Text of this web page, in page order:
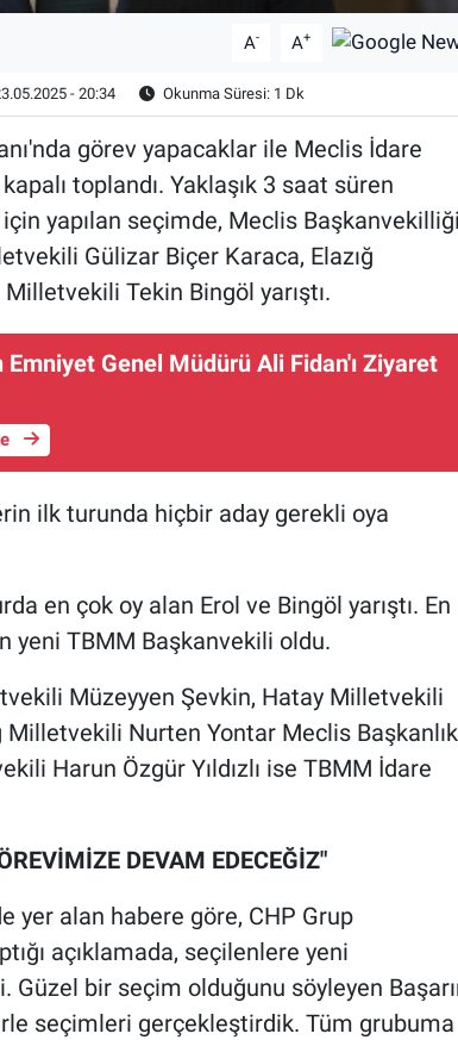
A- A+
- 20:34 Okunma Süresi: 1 Dk
görev yapacaklar ile Meclis İdare
toplandı. Yaklaşık 3 saat süren
yapılan seçimde, Meclis Başkanvekilliği
Gülizar Biçer Karaca, Elazığ
Tekin Bingöl yarıştı.
Emniyet Genel Müdürü Ali Fidan'ı Ziyaret
ilk turunda hiçbir aday gerekli oya
en çok oy alan Erol ve Bingöl yarıştı. En
yeni TBMM Başkanvekili oldu.
Müzeyyen Şevkin, Hatay Milletvekili
Milletvekili Nurten Yontar Meclis Başkanlık
Harun Özgür Yıldızlı ise TBMM İdare
DEVAM EDECEĞİZ"
yer alan habere göre, CHP Grup
açıklamada, seçilenlere yeni
Güzel bir seçim olduğunu söyleyen
seçimleri gerçekleştirdik. Tüm grubuma